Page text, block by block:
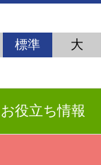
標準 大
お役立ち情報